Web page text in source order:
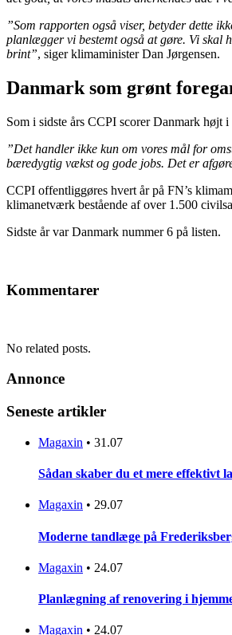
”Som rapporten også viser, betyder dette
planlægger vi bestemt også at gøre. Vi skal
brint”, siger klimaminister Dan Jørgensen.
Danmark som grønt
Som i sidste års CCPI scorer Danmark højt
”Det handler ikke kun om vores mål for
bæredygtig vækst og gode jobs. Det er
CCPI offentliggøres hvert år på FN’s
klimanetværk bestående af over 1.500
Sidste år var Danmark nummer 6 på listen.
Kommentarer
No related posts.
Annonce
Seneste artikler
Magaxin • 31.07
Sådan skaber du et mere effektivt
Magaxin • 29.07
Moderne tandlæge på
Magaxin • 24.07
Planlægning af renovering i
Magaxin • 24.07